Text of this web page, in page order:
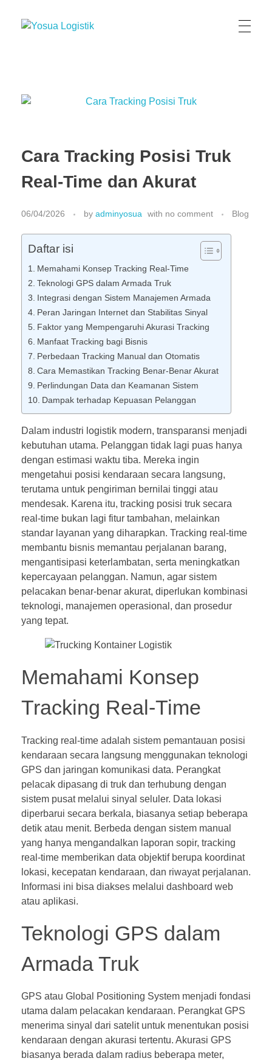
Cara Tracking Posisi Truk
Real-Time dan Akurat
06/04/2026 by adminyosua with no comment Blog
Daftar isi
Memahami Konsep Tracking Real-Time
Teknologi GPS dalam Armada Truk
Integrasi dengan Sistem Manajemen Armada
Peran Jaringan Internet dan Stabilitas Sinyal
Faktor yang Mempengaruhi Akurasi Tracking
Manfaat Tracking bagi Bisnis
Perbedaan Tracking Manual dan Otomatis
Cara Memastikan Tracking Benar-Benar Akurat
Perlindungan Data dan Keamanan Sistem
Dampak terhadap Kepuasan Pelanggan
Dalam industri logistik modern, transparansi menjadi
kebutuhan utama. Pelanggan tidak lagi puas hanya
dengan estimasi waktu tiba. Mereka ingin
mengetahui posisi kendaraan secara langsung,
terutama untuk pengiriman bernilai tinggi atau
mendesak. Karena itu, tracking posisi truk secara
real-time bukan lagi fitur tambahan, melainkan
standar layanan yang diharapkan. Tracking real-time
membantu bisnis memantau perjalanan barang,
mengantisipasi keterlambatan, serta meningkatkan
kepercayaan pelanggan. Namun, agar sistem
pelacakan benar-benar akurat, diperlukan kombinasi
teknologi, manajemen operasional, dan prosedur
yang tepat.
Memahami Konsep
Tracking Real-Time
Tracking real-time adalah sistem pemantauan posisi
kendaraan secara langsung menggunakan teknologi
GPS dan jaringan komunikasi data. Perangkat
pelacak dipasang di truk dan terhubung dengan
sistem pusat melalui sinyal seluler. Data lokasi
diperbarui secara berkala, biasanya setiap beberapa
detik atau menit. Berbeda dengan sistem manual
yang hanya mengandalkan laporan sopir, tracking
real-time memberikan data objektif berupa koordinat
lokasi, kecepatan kendaraan, dan riwayat perjalanan.
Informasi ini bisa diakses melalui dashboard web
atau aplikasi.
Teknologi GPS dalam
Armada Truk
GPS atau Global Positioning System menjadi fondasi
utama dalam pelacakan kendaraan. Perangkat GPS
menerima sinyal dari satelit untuk menentukan posisi
kendaraan dengan akurasi tertentu. Akurasi GPS
biasanya berada dalam radius beberapa meter,